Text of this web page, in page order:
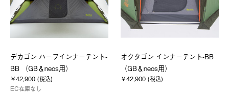
デカゴン ハーフインナーテント-
BB （GB＆neos用）
￥42,900 (税込)
EC在庫なし
オクタゴン インナーテント-BB
（GB＆neos用）
￥42,900 (税込)